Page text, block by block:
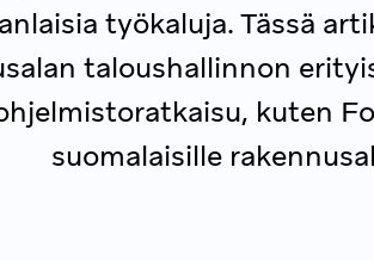
työkaluja. Tässä
taloushallinnon
kuten
suomalaisille